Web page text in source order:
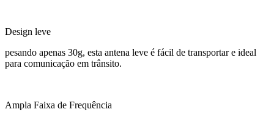
Design leve
pesando apenas 30g, esta antena leve é ​​fácil de transportar e ideal
para comunicação em trânsito.
Ampla Faixa de Frequência